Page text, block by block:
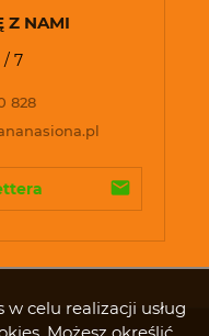
celu realizacji usług
Z NAMI
/ 7
828